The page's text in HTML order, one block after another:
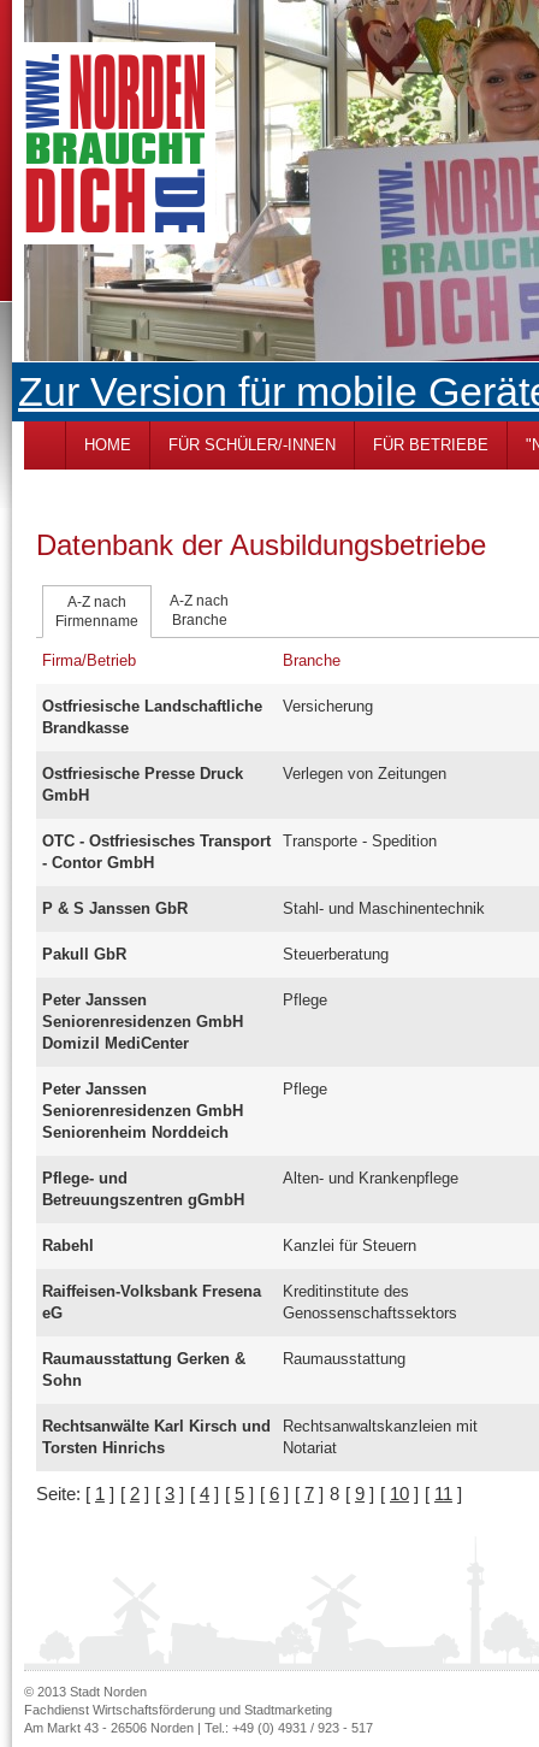
Zur Version für mobile
HOME FÜR SCHÜLER/-INNEN FÜR BETRIEBE
Datenbank der Ausbildungsbetriebe
A-Z nach
Firmenname
A-Z nach
Branche
Firma/Betrieb Branche
Ostfriesische Landschaftliche
Brandkasse
Versicherung
Ostfriesische Presse Druck
GmbH
Verlegen von Zeitungen
OTC - Ostfriesisches Transport
- Contor GmbH
Transporte - Spedition
P & S Janssen GbR Stahl- und Maschinentechnik
Pakull GbR Steuerberatung
Peter Janssen
Seniorenresidenzen GmbH
Domizil MediCenter
Pflege
Peter Janssen
Seniorenresidenzen GmbH
Seniorenheim Norddeich
Pflege
Pflege- und
Betreuungszentren gGmbH
Alten- und Krankenpflege
Rabehl Kanzlei für Steuern
Raiffeisen-Volksbank Fresena
eG
Kreditinstitute des
Genossenschaftssektors
Raumausstattung Gerken &
Sohn
Raumausstattung
Rechtsanwälte Karl Kirsch und
Torsten Hinrichs
Rechtsanwaltskanzleien mit
Notariat
Seite: [ 1 ] [ 2 ] [ 3 ] [ 4 ] [ 5 ] [ 6 ] [ 7 ] 8 [ 9 ] [ 10 ] [ 11 ]
© 2013 Stadt Norden
Fachdienst Wirtschaftsförderung und Stadtmarketing
Am Markt 43 - 26506 Norden | Tel.: +49 (0) 4931 / 923 - 517